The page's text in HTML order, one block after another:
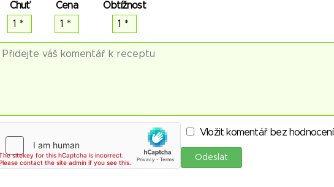
Chuť
Cena Obtížnost
Vložit komentář bez hodnocení